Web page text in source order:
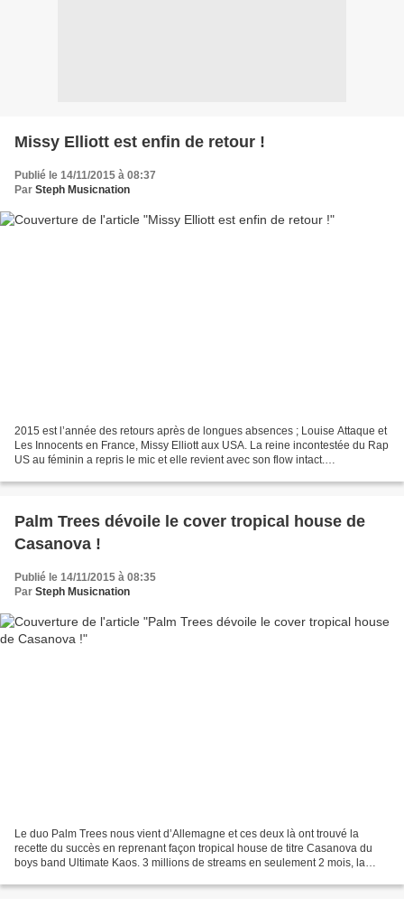
Missy Elliott est enfin de retour !
Publié le 14/11/2015 à 08:37
Par Steph Musicnation
2015 est l’année des retours après de longues absences ; Louise Attaque et
Les Innocents en France, Missy Elliott aux USA. La reine incontestée du Rap
US au féminin a repris le mic et elle revient avec son flow intact.
Palm Trees dévoile le cover tropical house de
Casanova !
Publié le 14/11/2015 à 08:35
Par Steph Musicnation
Le duo Palm Trees nous vient d’Allemagne et ces deux là ont trouvé la
recette du succès en reprenant façon tropical house de titre Casanova du
boys band Ultimate Kaos. 3 millions de streams en seulement 2 mois, la